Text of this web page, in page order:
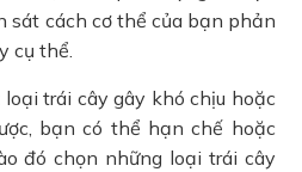
sát cách cơ thể của bạn phản
cụ thể.
trái cây gây khó chịu hoặc
bạn có thể hạn chế hoặc
đó chọn những loại trái cây